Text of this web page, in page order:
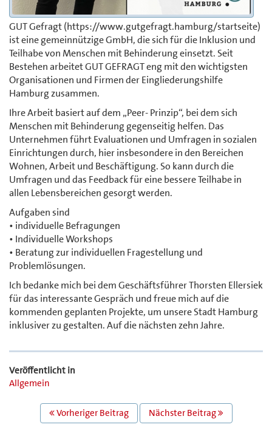
GUT Gefragt (https://www.gutgefragt.hamburg/startseite)
ist eine gemeinnützige GmbH, die sich für die Inklusion und
Teilhabe von Menschen mit Behinderung einsetzt. Seit
Bestehen arbeitet GUT GEFRAGT eng mit den wichtigsten
Organisationen und Firmen der Eingliederungshilfe
Hamburg zusammen.
Ihre Arbeit basiert auf dem „Peer- Prinzip“, bei dem sich
Menschen mit Behinderung gegenseitig helfen. Das
Unternehmen führt Evaluationen und Umfragen in sozialen
Einrichtungen durch, hier insbesondere in den Bereichen
Wohnen, Arbeit und Beschäftigung. So kann durch die
Umfragen und das Feedback für eine bessere Teilhabe in
allen Lebensbereichen gesorgt werden.
Aufgaben sind
• individuelle Befragungen
• Individuelle Workshops
• Beratung zur individuellen Fragestellung und
Problemlösungen.
Ich bedanke mich bei dem Geschäftsführer Thorsten Ellersiek
für das interessante Gespräch und freue mich auf die
kommenden geplanten Projekte, um unsere Stadt Hamburg
inklusiver zu gestalten. Auf die nächsten zehn Jahre.
Veröffentlicht in
Allgemein
BEITRAGS
NAVIGATION
Vorheriger Beitrag Nächster Beitrag